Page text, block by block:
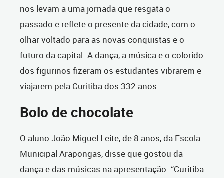
nos levam a uma jornada que resgata o
passado e reflete o presente da cidade, com o
olhar voltado para as novas conquistas e o
futuro da capital. A dança, a música e o colorido
dos figurinos fizeram os estudantes vibrarem e
viajarem pela Curitiba dos 332 anos.
Bolo de chocolate
O aluno João Miguel Leite, de 8 anos, da Escola
Municipal Arapongas, disse que gostou da
dança e das músicas na apresentação. “Curitiba